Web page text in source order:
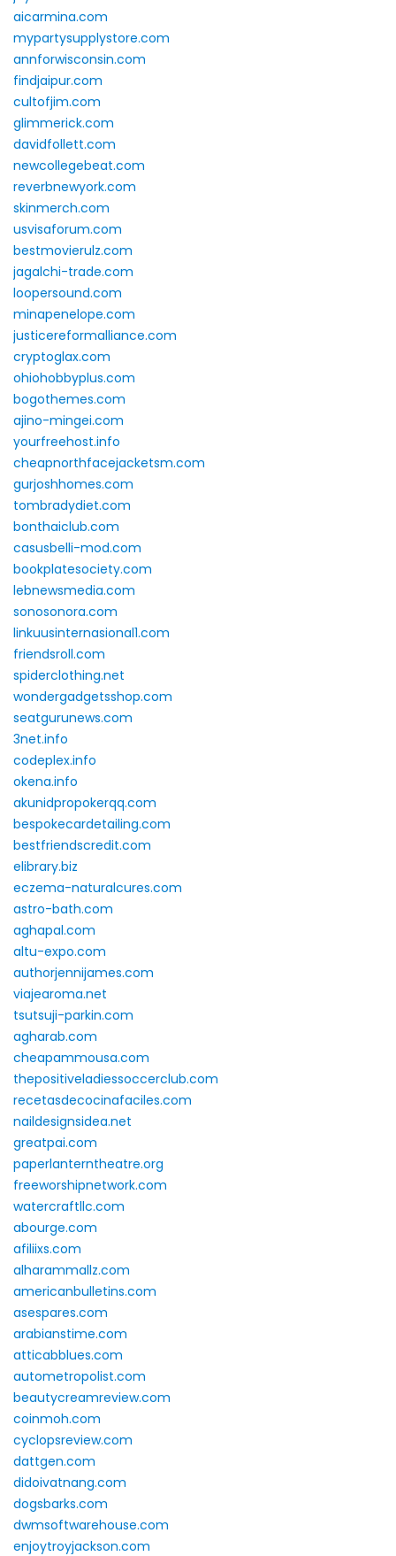
aicarmina.com
mypartysupplystore.com
annforwisconsin.com
findjaipur.com
cultofjim.com
glimmerick.com
davidfollett.com
newcollegebeat.com
reverbnewyork.com
skinmerch.com
usvisaforum.com
bestmovierulz.com
jagalchi-trade.com
loopersound.com
minapenelope.com
justicereformalliance.com
cryptoglax.com
ohiohobbyplus.com
bogothemes.com
ajino-mingei.com
yourfreehost.info
cheapnorthfacejacketsm.com
gurjoshhomes.com
tombradydiet.com
bonthaiclub.com
casusbelli-mod.com
bookplatesociety.com
lebnewsmedia.com
sonosonora.com
linkuusinternasional1.com
friendsroll.com
spiderclothing.net
wondergadgetsshop.com
seatgurunews.com
3net.info
codeplex.info
okena.info
akunidpropokerqq.com
bespokecardetailing.com
bestfriendscredit.com
elibrary.biz
eczema-naturalcures.com
astro-bath.com
aghapal.com
altu-expo.com
authorjennijames.com
viajearoma.net
tsutsuji-parkin.com
agharab.com
cheapammousa.com
thepositiveladiessoccerclub.com
recetasdecocinafaciles.com
naildesignsidea.net
greatpai.com
paperlanterntheatre.org
freeworshipnetwork.com
watercraftllc.com
abourge.com
afiliixs.com
alharammallz.com
americanbulletins.com
asespares.com
arabianstime.com
atticabblues.com
autometropolist.com
beautycreamreview.com
coinmoh.com
cyclopsreview.com
dattgen.com
didoivatnang.com
dogsbarks.com
dwmsoftwarehouse.com
enjoytroyjackson.com